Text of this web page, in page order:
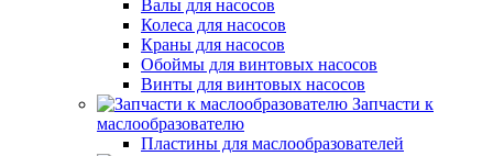
Валы для насосов
Колеса для насосов
Краны для насосов
Обоймы для винтовых насосов
Винты для винтовых насосов
Запчасти к
маслообразователю
Пластины для маслообразователей